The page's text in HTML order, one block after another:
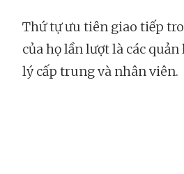
Thứ tự ưu tiên giao tiếp
của họ lần lượt là các quản
lý cấp trung và nhân viên.